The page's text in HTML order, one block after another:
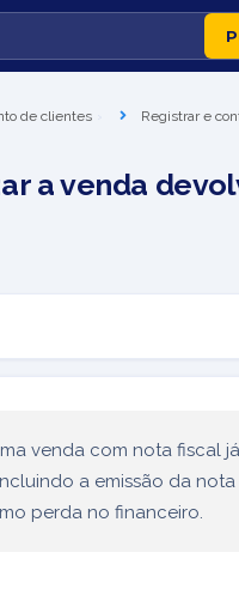
de clientes
Registrar e
a venda
venda com nota fiscal
a emissão da
perda no financeiro.